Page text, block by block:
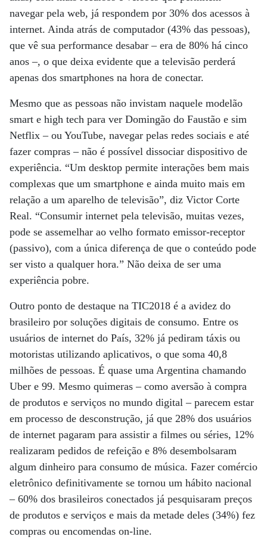
navegar pela web, já respondem por 30% dos acessos à
internet. Ainda atrás de computador (43% das pessoas),
que vê sua performance desabar – era de 80% há cinco
anos –, o que deixa evidente que a televisão perderá
apenas dos smartphones na hora de conectar.
Mesmo que as pessoas não invistam naquele modelão
smart e high tech para ver Domingão do Faustão e sim
Netflix – ou YouTube, navegar pelas redes sociais e até
fazer compras – não é possível dissociar dispositivo de
experiência. “Um desktop permite interações bem mais
complexas que um smartphone e ainda muito mais em
relação a um aparelho de televisão”, diz Victor Corte
Real. “Consumir internet pela televisão, muitas vezes,
pode se assemelhar ao velho formato emissor-receptor
(passivo), com a única diferença de que o conteúdo pode
ser visto a qualquer hora.” Não deixa de ser uma
experiência pobre.
Outro ponto de destaque na TIC2018 é a avidez do
brasileiro por soluções digitais de consumo. Entre os
usuários de internet do País, 32% já pediram táxis ou
motoristas utilizando aplicativos, o que soma 40,8
milhões de pessoas. É quase uma Argentina chamando
Uber e 99. Mesmo quimeras – como aversão à compra
de produtos e serviços no mundo digital – parecem estar
em processo de desconstrução, já que 28% dos usuários
de internet pagaram para assistir a filmes ou séries, 12%
realizaram pedidos de refeição e 8% desembolsaram
algum dinheiro para consumo de música. Fazer comércio
eletrônico definitivamente se tornou um hábito nacional
– 60% dos brasileiros conectados já pesquisaram preços
de produtos e serviços e mais da metade deles (34%) fez
compras ou encomendas on-line.